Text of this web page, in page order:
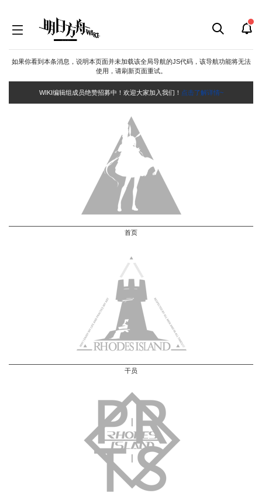
如果你看到本条消息，说明本页面并未加载该全局导航的JS代码，该导航功能将无法
使用，请刷新页面重试。
WIKI编辑组成员绝赞招募中！欢迎大家加入我们！ 点击了解详情~
首页
干员